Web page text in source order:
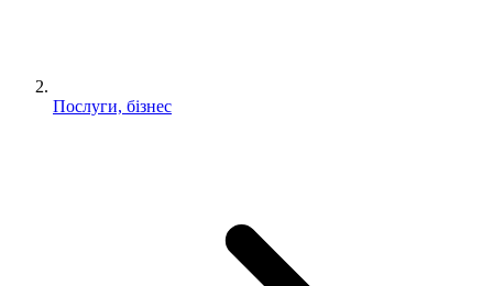
Послуги, бізнес